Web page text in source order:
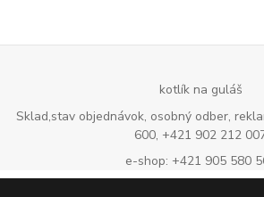
kotlík na guláš
Sklad,stav objednávok, osobný odber,
600, +421 902 212
e-shop: +421 905 580